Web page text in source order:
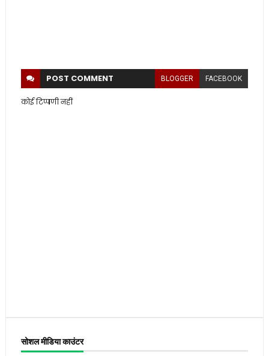
POST COMMENT BLOGGER FACEBOOK
कोई टिप्पणी नहीं
सोशल मीडिया काउंटर